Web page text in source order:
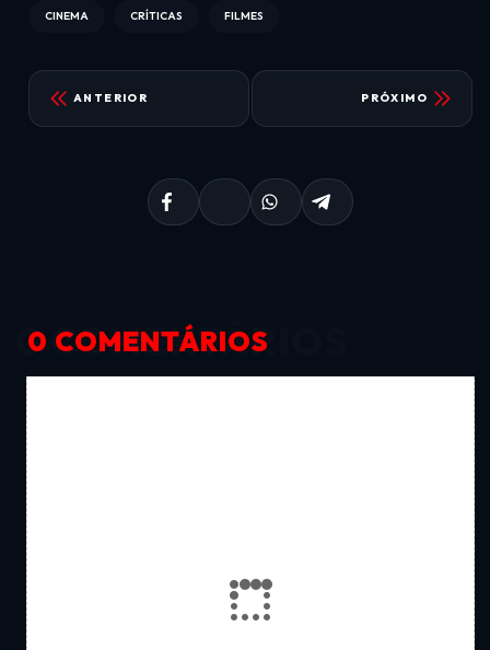
CINEMA CRÍTICAS FILMES
ANTERIOR PRÓXIMO
0 COMENTÁRIOS